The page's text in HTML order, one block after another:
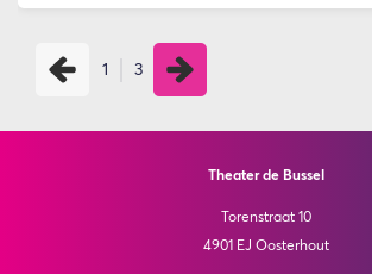
1 3
Theater de Bussel
Torenstraat 10
4901 EJ Oosterhout